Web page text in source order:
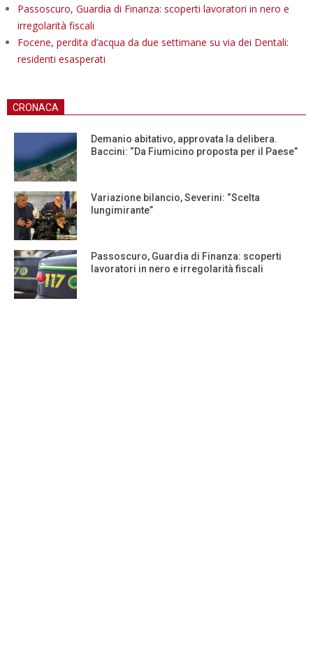
Passoscuro, Guardia di Finanza: scoperti lavoratori in nero e
irregolarità fiscali
Focene, perdita d’acqua da due settimane su via dei Dentali:
residenti esasperati
CRONACA
Demanio abitativo, approvata la delibera.
Baccini: “Da Fiumicino proposta per il Paese”
Variazione bilancio, Severini: “Scelta
lungimirante”
Passoscuro, Guardia di Finanza: scoperti
lavoratori in nero e irregolarità fiscali